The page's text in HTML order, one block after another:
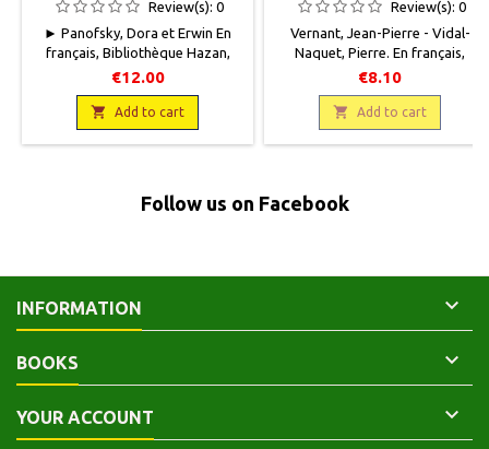
Review(s): 0
► Panofsky, Dora et Erwin En
français, Bibliothèque Hazan,
Hazan, 2014, 13,5 x 20, 160
pages. Neuf.9782754107396
€12.00
 Add to cart
Review(s): 0
Vernant, Jean-Pierre - Vidal-
Naquet, Pierre. En français,
Points/Sciences humaines,
Editions du Seuil, 1990, 11 x 18,
225 pages, broché. Neuf,
9782020124119.Indisponible
chez l'éditeur. Voir la nouvelle
€8.10
 Add to cart
Follow us on Facebook
INFORMATION 
BOOKS 
YOUR ACCOUNT 